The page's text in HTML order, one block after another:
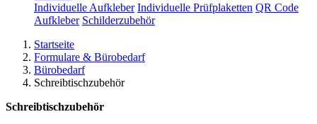
Individuelle Aufkleber Individuelle Prüfplaketten QR Code
Aufkleber Schilderzubehör
Startseite
Formulare & Bürobedarf
Bürobedarf
Schreibtischzubehör
Schreibtischzubehör